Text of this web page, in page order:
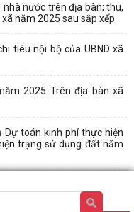
nhà nước trên địa bàn; thu,
năm 2025 sau sắp xếp
tiêu nội bộ của UBND xã
2025 Trên địa bàn xã
Dự toán kinh phí thực hiện
trạng sử dụng đất năm